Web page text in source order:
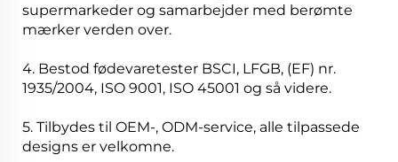
supermarkeder og samarbejder med berømte
mærker verden over.
4. Bestod fødevaretester BSCI, LFGB, (EF) nr.
1935/2004, ISO 9001, ISO 45001 og så videre.
5. Tilbydes til OEM-, ODM-service, alle tilpassede
designs er velkomne.